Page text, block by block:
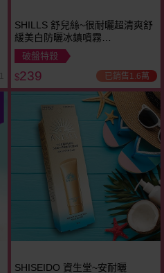
SHILLS 舒兒絲~很耐曬超清爽舒
緩美白防曬冰鎮噴霧
(SPF50)180ml
破盤特殺
$239 已銷售1.6萬
SHISEIDO 資生堂~安耐曬